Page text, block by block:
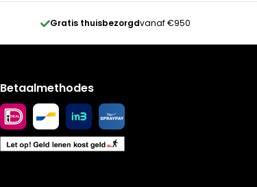
Gratis thuisbezorgdvanaf €950
Betaalmethodes